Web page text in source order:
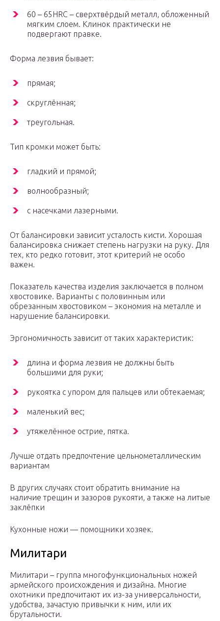
60 – 65HRC – сверхтвёрдый металл, обложенный
мягким слоем. Клинок практически не
подвергают правке.
Форма лезвия бывает:
прямая;
скруглённая;
треугольная.
Тип кромки может быть:
гладкий и прямой;
волнообразный;
с насечками лазерными.
От балансировки зависит усталость кисти. Хорошая
балансировка снижает степень нагрузки на руку. Для
тех, кто редко готовит, этот критерий не особо
важен.
Показатель качества изделия заключается в полном
хвостовике. Варианты с половинным или
обрезанным хвостовиком – экономия на металле и
нарушение балансировки.
Эргономичность зависит от таких характеристик:
длина и форма лезвия не должны быть
большими для руки;
рукоятка с упором для пальцев или обтекаемая;
маленький вес;
утяжелённое острие, пятка.
Лучше отдать предпочтение цельнометаллическим
вариантам
В других случаях стоит обратить внимание на
наличие трещин и зазоров рукояти, а также на литые
заклёпки
Кухонные ножи — помощники хозяек.
Милитари
Милитари – группа многофункциональных ножей
армейского происхождения и дизайна. Многие
охотники предпочитают их из-за универсальности,
удобства, зачастую привычки к ним, или их
брутальности.